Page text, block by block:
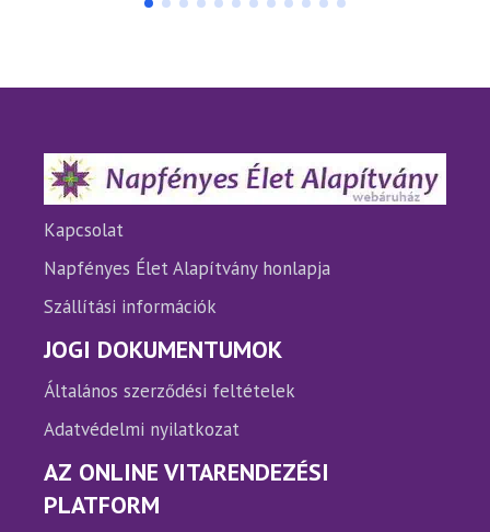
A
termékoldalon
választhatók
ki
A
ki
Kapcsolat
Napfényes Élet Alapítvány honlapja
Szállítási információk
JOGI DOKUMENTUMOK
Általános szerződési feltételek
Adatvédelmi nyilatkozat
AZ ONLINE VITARENDEZÉSI
PLATFORM